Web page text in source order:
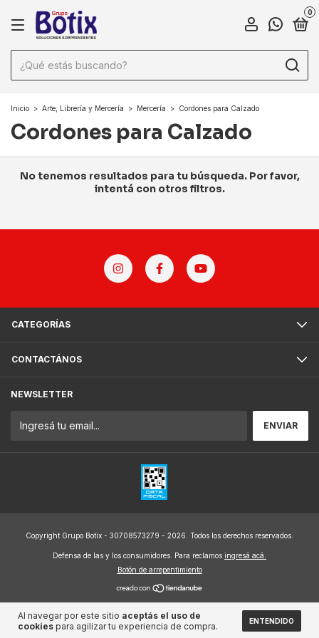
0
Al navegar por este sitio aceptás el uso de
cookies para agilizar tu experiencia de compra. ENTENDIDO
Inicio > Arte, Librería y Mercería > Mercería > Cordones para Calzado
Cordones para Calzado
No tenemos resultados para tu búsqueda. Por favor,
intentá con otros filtros.
CATEGORÍAS
CONTACTÁNOS
NEWSLETTER
Copyright Grupo Botix - 30708573279 - 2026. Todos los derechos reservados.
Defensa de las y los consumidores. Para reclamos ingresá acá.
Botón de arrepentimiento